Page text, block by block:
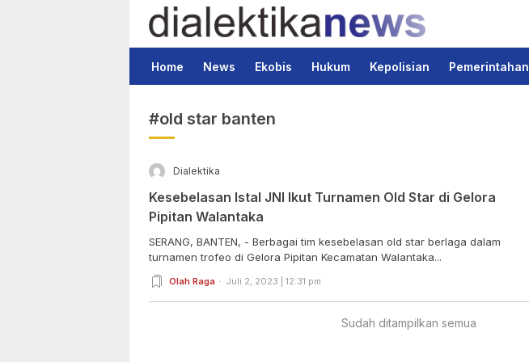
Dialektika News
Terkini dan Populer
Home News Ekobis Hukum Kepolisian Pemerintahan
#old star banten
Dialektika
Kesebelasan Istal JNI Ikut Turnamen Old Star di Gelora
Pipitan Walantaka
SERANG, BANTEN, - Berbagai tim kesebelasan old star berlaga dalam
turnamen trofeo di Gelora Pipitan Kecamatan Walantaka...
Olah Raga Juli 2, 2023 | 12:31 pm
Sudah ditampilkan semua